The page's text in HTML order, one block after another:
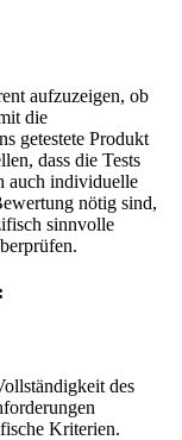
aufzuzeigen, ob
die
getestete Produkt
dass die Tests
auch individuelle
nötig sind,
sinnvolle
des
Kriterien.